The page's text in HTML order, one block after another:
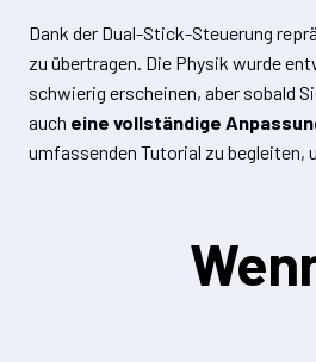
Dank der Dual-Stick-Steuerung
zu übertragen. Die Physik wurde
schwierig erscheinen, aber sobald
auch eine vollständige
umfassenden Tutorial zu begleiten,